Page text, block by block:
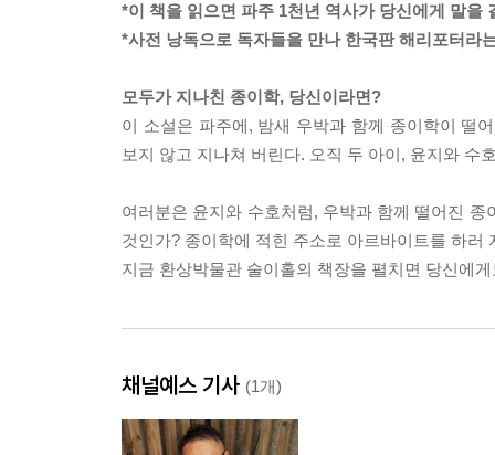
*이 책을 읽으면 파주 1천년 역사가 당신에게 말을
*사전 낭독으로 독자들을 만나 한국판 해리포터라
모두가 지나친 종이학, 당신이라면?
이 소설은 파주에, 밤새 우박과 함께 종이학이 떨
보지 않고 지나쳐 버린다. 오직 두 아이, 윤지와 수
여러분은 윤지와 수호처럼, 우박과 함께 떨어진
것인가? 종이학에 적힌 주소로 아르바이트를 하
지금 환상박물관 술이홀의 책장을 펼치면 당신에
채널예스 기사 (1개)